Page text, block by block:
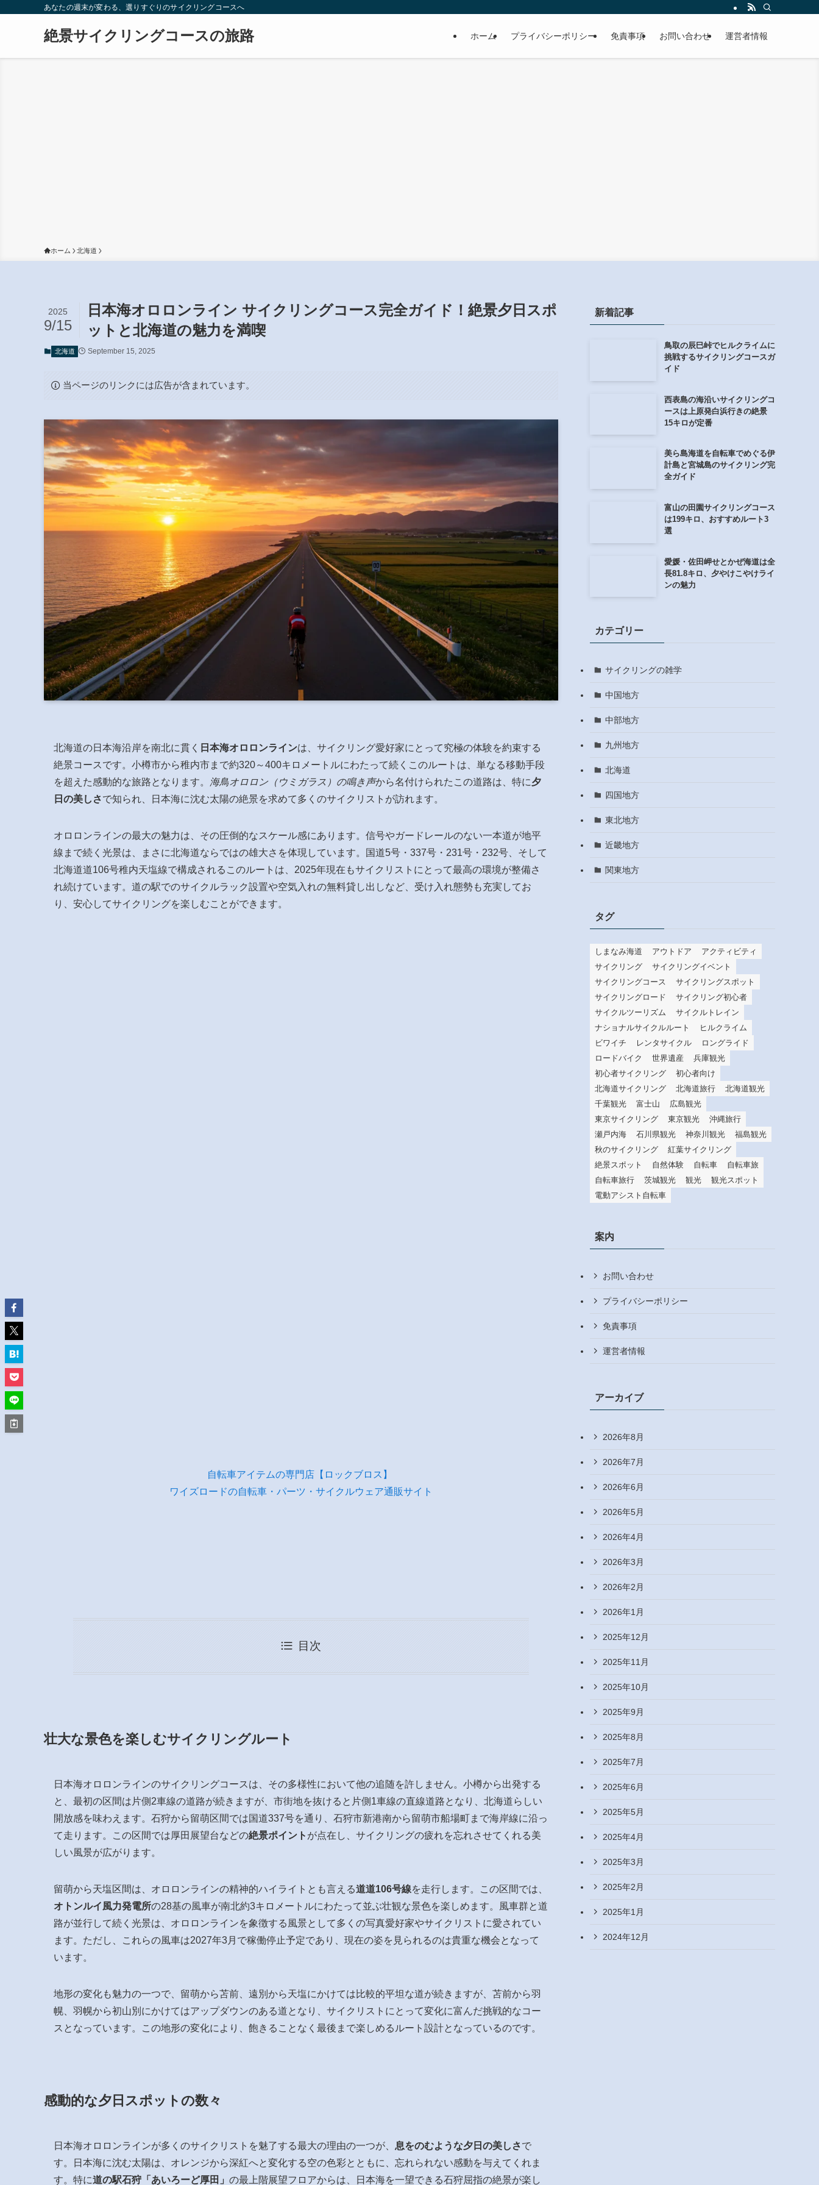
あなたの週末が変わる、選りすぐりのサイクリングコースへ
絶景サイクリングコースの旅路 ホーム プライバシーポリシー 免責事項 お問い合わせ 運営者情報
ホーム 北海道
日本海オロロンライン サイクリングコース完全ガイド！絶景夕日スポ
ットと北海道の魅力を満喫
2025
9/15
北海道 September 15, 2025
当ページのリンクには広告が含まれています。
北海道の日本海沿岸を南北に貫く 日本海オロロンラインは、サイクリング愛好家にとって究極の体験を約束する
絶景コースです。小樽市から稚内市まで約320～400キロメートルにわたって続くこのルートは、単なる移動手段
を超えた感動的な旅路となります。
海鳥オロロン（ウミガラス）の鳴き声から名付けられたこの道路は、特に夕
日の美しさで知られ、日本海に沈む太陽の絶景を求めて多くのサイクリストが訪れます。
オロロンラインの最大の魅力は、その圧倒的なスケール感にあります。信号やガードレールのない一本道が地平
線まで続く光景は、まさに北海道ならではの雄大さを体現しています。国道5号・337号・231号・232号、そして
北海道道106号稚内天塩線で構成されるこのルートは、2025年現在もサイクリストにとって最高の環境が整備さ
れ続けています。道の駅でのサイクルラック設置や空気入れの無料貸し出しなど、受け入れ態勢も充実してお
り、安心してサイクリングを楽しむことができます。
自転車アイテムの専門店【ロックブロス】
ワイズロードの自転車・パーツ・サイクルウェア通販サイト
目次
壮大な景色を楽しむサイクリングルート
日本海オロロンラインのサイクリングコースは、その多様性において他の追随を許しません。小樽から出発する
と、最初の区間は片側2車線の道路が続きますが、市街地を抜けると片側1車線の直線道路となり、北海道らしい
開放感を味わえます。石狩から留萌区間では国道337号を通り、石狩市新港南から留萌市船場町まで海岸線に沿っ
て走ります。この区間では厚田展望台などの絶景ポイント が点在し、サイクリングの疲れを忘れさせてくれる美
しい風景が広がります。
留萌から天塩区間は、オロロンラインの精神的ハイライトとも言える道道106号線を走行します。この区間では、
オトンルイ風力発電所の28基の風車が南北約3キロメートルにわたって並ぶ壮観な景色を楽しめます。風車群と道
路が並行して続く光景は、オロロンラインを象徴する風景として多くの写真愛好家やサイクリストに愛されてい
ます。ただし、これらの風車は2027年3月で稼働停止予定であり、現在の姿を見られるのは貴重な機会となって
います。
地形の変化も魅力の一つで、留萌から苫前、遠別から天塩にかけては比較的平坦な道が続きますが、苫前から羽
幌、羽幌から初山別にかけてはアップダウンのある道となり、サイクリストにとって変化に富んだ挑戦的なコー
スとなっています。この地形の変化により、飽きることなく最後まで楽しめるルート設計となっているのです。
感動的な夕日スポットの数々
日本海オロロンラインが多くのサイクリストを魅了する最大の理由の一つが、 息をのむような夕日の美しさで
す。日本海に沈む太陽は、オレンジから深紅へと変化する空の色彩とともに、忘れられない感動を与えてくれま
す。特に道の駅石狩「あいろーど厚田」 の最上階展望フロアからは、日本海を一望できる石狩屈指の絶景が楽し
新着記事
鳥取の辰巳峠でヒルクライムに
挑戦するサイクリングコースガ
イド
西表島の海沿いサイクリングコ
ースは上原発白浜行きの絶景
15キロが定番
美ら島海道を自転車でめぐる伊
計島と宮城島のサイクリング完
全ガイド
富山の田園サイクリングコース
は199キロ、おすすめルート3
選
愛媛・佐田岬せとかぜ海道は全
長81.8キロ、夕やけこやけライ
ンの魅力
カテゴリー
サイクリングの雑学
中国地方
中部地方
九州地方
北海道
四国地方
東北地方
近畿地方
関東地方
タグ
しまなみ海道 アウトドア
アクティビティ
サイクリング
サイクリングイベント
サイクリングコース
サイクリングスポット
サイクリングロード
サイクリング初心者
サイクルツーリズム
サイクルトレイン
ナショナルサイクルルート
ヒルクライム
ビワイチ
レンタサイクル
ロングライド
ロードバイク
世界遺産
兵庫観光
初心者サイクリング
初心者向け
北海道サイクリング
北海道旅行
北海道観光
千葉観光
富士山
広島観光
東京サイクリング
東京観光
沖縄旅行
瀬戸内海
石川県観光 神奈川観光
福島観光
秋のサイクリング
紅葉サイクリング
絶景スポット
自然体験 自転車
自転車旅
自転車旅行
茨城観光 観光
観光スポット
電動アシスト自転車
案内
お問い合わせ
プライバシーポリシー
免責事項
運営者情報
アーカイブ
2026年8月
2026年7月
2026年6月
2026年5月
2026年4月
2026年3月
2026年2月
2026年1月
2025年12月
2025年11月
2025年10月
2025年9月
2025年8月
2025年7月
2025年6月
2025年5月
2025年4月
2025年3月
2025年2月
2025年1月
2024年12月